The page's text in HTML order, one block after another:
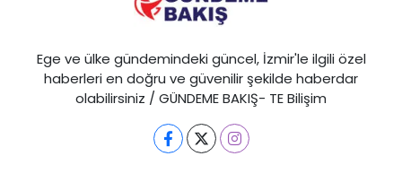
Ege ve ülke gündemindeki güncel, İzmir'le ilgili özel
haberleri en doğru ve güvenilir şekilde haberdar
olabilirsiniz / GÜNDEME BAKIŞ- TE Bilişim